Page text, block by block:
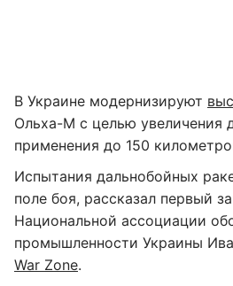
В Украине модернизируют
Ольха-М с целью увеличения
применения до 150
Испытания дальнобойных
поле боя, рассказал первый
Национальной ассоциации
промышленности Украины
War Zone.